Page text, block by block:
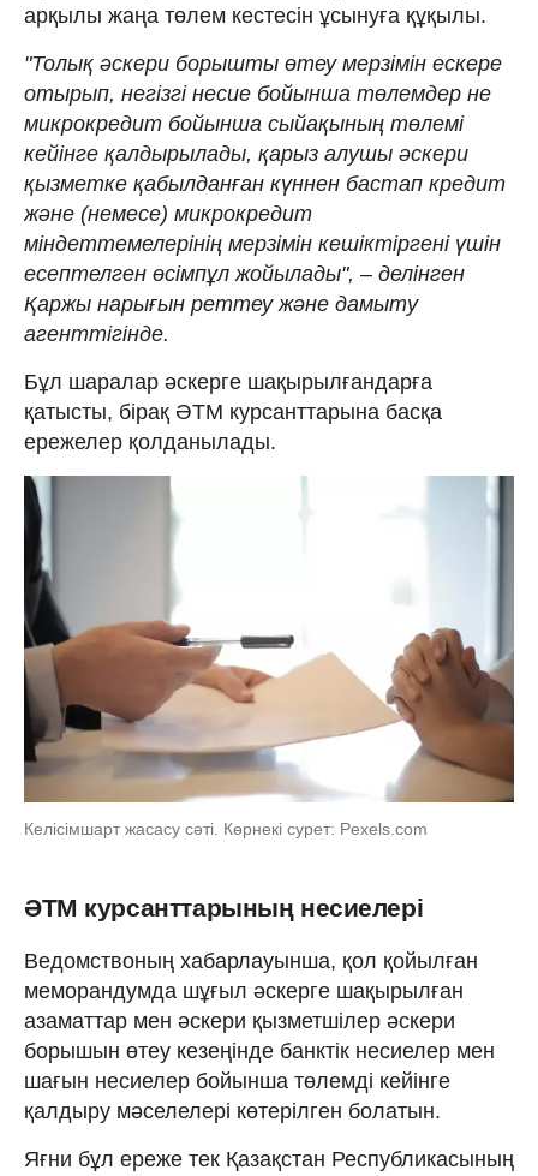
арқылы жаңа төлем кестесін ұсынуға құқылы.
"Толық әскери борышты өтеу мерзімін ескере
отырып, негізгі несие бойынша төлемдер не
микрокредит бойынша сыйақының төлемі
кейінге қалдырылады, қарыз алушы әскери
қызметке қабылданған күннен бастап кредит
және (немесе) микрокредит
міндеттемелерінің мерзімін кешіктіргені үшін
есептелген өсімпұл жойылады", – делінген
Қаржы нарығын реттеу және дамыту
агенттігінде.
Бұл шаралар әскерге шақырылғандарға
қатысты, бірақ ӘТМ курсанттарына басқа
ережелер қолданылады.
Келісімшарт жасасу сәті. Көрнекі сурет: Pexels.com
ӘТМ курсанттарының несиелері
Ведомствоның хабарлауынша, қол қойылған
меморандумда шұғыл әскерге шақырылған
азаматтар мен әскери қызметшілер әскери
борышын өтеу кезеңінде банктік несиелер мен
шағын несиелер бойынша төлемді кейінге
қалдыру мәселелері көтерілген болатын.
Яғни бұл ереже тек Қазақстан Республикасының